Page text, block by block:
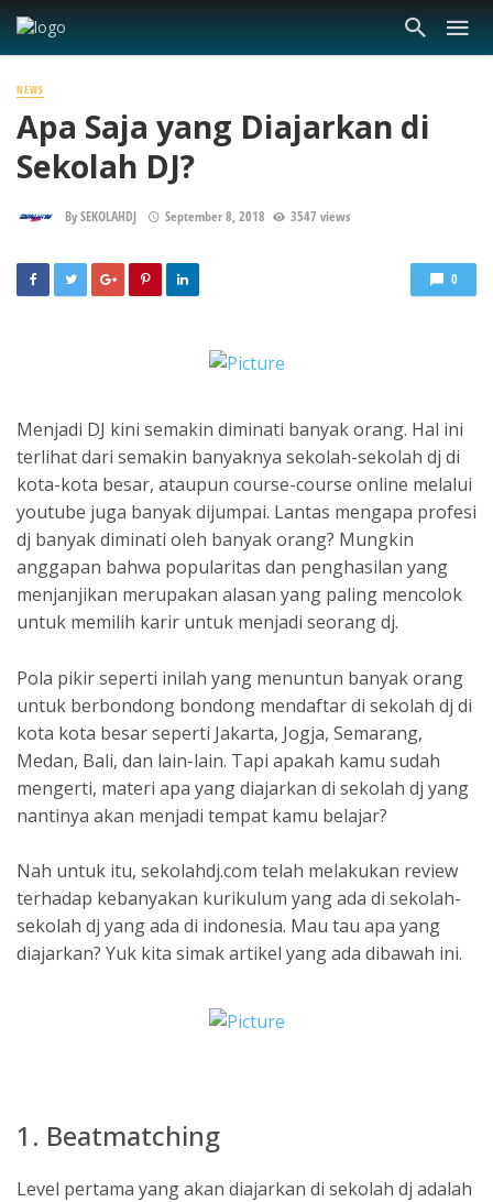
NEWS
Apa Saja yang Diajarkan di
Sekolah DJ?
BySEKOLAHDJ September 8, 2018 3547 views
0
​Menjadi DJ kini semakin diminati banyak orang. Hal ini
terlihat dari semakin banyaknya sekolah-sekolah dj di
kota-kota besar, ataupun course-course online melalui
youtube juga banyak dijumpai. Lantas mengapa profesi
dj banyak diminati oleh banyak orang? Mungkin
anggapan bahwa popularitas dan penghasilan yang
menjanjikan merupakan alasan yang paling mencolok
untuk memilih karir untuk menjadi seorang dj.
Pola pikir seperti inilah yang menuntun banyak orang
untuk berbondong bondong mendaftar di sekolah dj di
kota kota besar seperti Jakarta, Jogja, Semarang,
Medan, Bali, dan lain-lain. Tapi apakah kamu sudah
mengerti, materi apa yang diajarkan di sekolah dj yang
nantinya akan menjadi tempat kamu belajar?
Nah untuk itu, sekolahdj.com telah melakukan review
terhadap kebanyakan kurikulum yang ada di sekolah-
sekolah dj yang ada di indonesia. Mau tau apa yang
diajarkan? Yuk kita simak artikel yang ada dibawah ini.
1. Beatmatching
​Level pertama yang akan diajarkan di sekolah dj adalah